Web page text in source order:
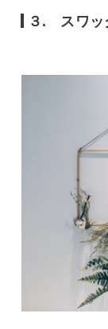
３. スワッ